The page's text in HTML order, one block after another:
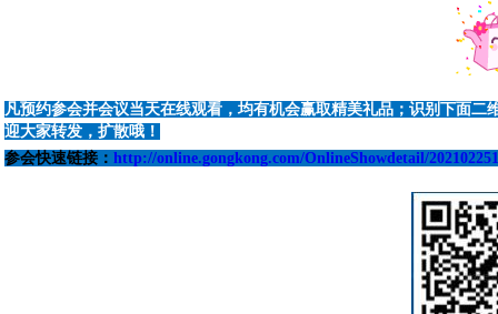
凡预约参会并会议当天在线观看，均有机会赢取精美礼品；识别下面
迎大家转发，扩散哦！
参会快速链接： http://online.gongkong.com/OnlineShowdetail/